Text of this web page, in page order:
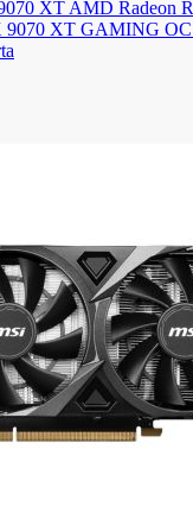
XT AMD Radeon
9070 XT GAMING OC